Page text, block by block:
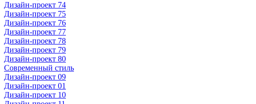
Дизайн-проект 74
Дизайн-проект 75
Дизайн-проект 76
Дизайн-проект 77
Дизайн-проект 78
Дизайн-проект 79
Дизайн-проект 80
Современный стиль
Дизайн-проект 09
Дизайн-проект 01
Дизайн-проект 10